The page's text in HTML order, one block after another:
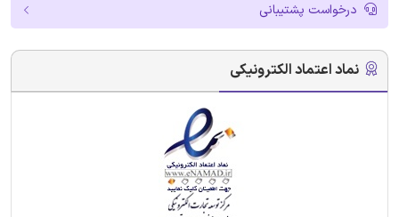
درخواست پشتیبانی
نماد اعتماد الکترونیکی